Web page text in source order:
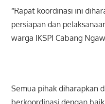
“Rapat koordinasi ini
persiapan dan
warga IKSPI Cabang
Semua pihak diharapkan